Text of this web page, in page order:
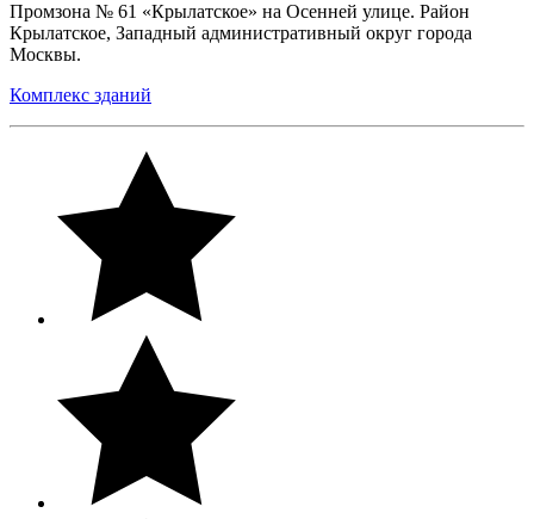
Промзона № 61 «Крылатское» на Осенней улице. Район
Крылатское, Западный административный округ города
Москвы.
Комплекс зданий